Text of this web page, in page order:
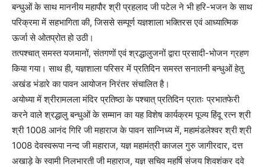
बन्धुओं के साथ माननीय महापौर श्री प्रहलाद जी पटेल ने भी हरि-भजन के साथ
परिक्रमा में सहभागिता की, जिससे सम्पूर्ण यज्ञशाला भक्तिरस एवं आध्यात्मिक
ऊर्जा से ओतप्रोत हो उठी।
तत्पश्चात् समस्त यजमानों, संतगणों एवं श्रद्धालुजनों द्वारा प्रसादी-भोजन ग्रहण
किया गया। साथ ही, यज्ञशाला परिसर में प्रतिदिन समस्त सनातनी बन्धुओं हेतु
अखंड भंडारे का पावन आयोजन निरंतर संचालित है।
अयोध्या में श्रीरामलला मंदिर प्रतिष्ठा के पश्चात् प्रतिदिन प्रातः प्रभातफेरी
करने वाले श्रद्धालु बन्धुओं के सम्मान का यह विशेष कार्यक्रम पूज्य हिंदू रत्न श्री
श्री 1008 आनंद गिरि जी महाराज के पावन सान्निध्य में, महामंडलेश्वर श्री श्री
1008 देवस्वरूपा नन्द जी महाराज, यज्ञ महामंत्री काजल गुरु जागीरदार, दत्त
अखाड़े के स्वामी निलभारती जी महाराज, यज्ञ सचिव महर्षि संजय शिवशंकर दवे